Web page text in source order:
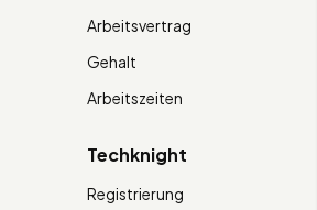
Arbeitsvertrag
Gehalt
Arbeitszeiten
Techknight
Registrierung